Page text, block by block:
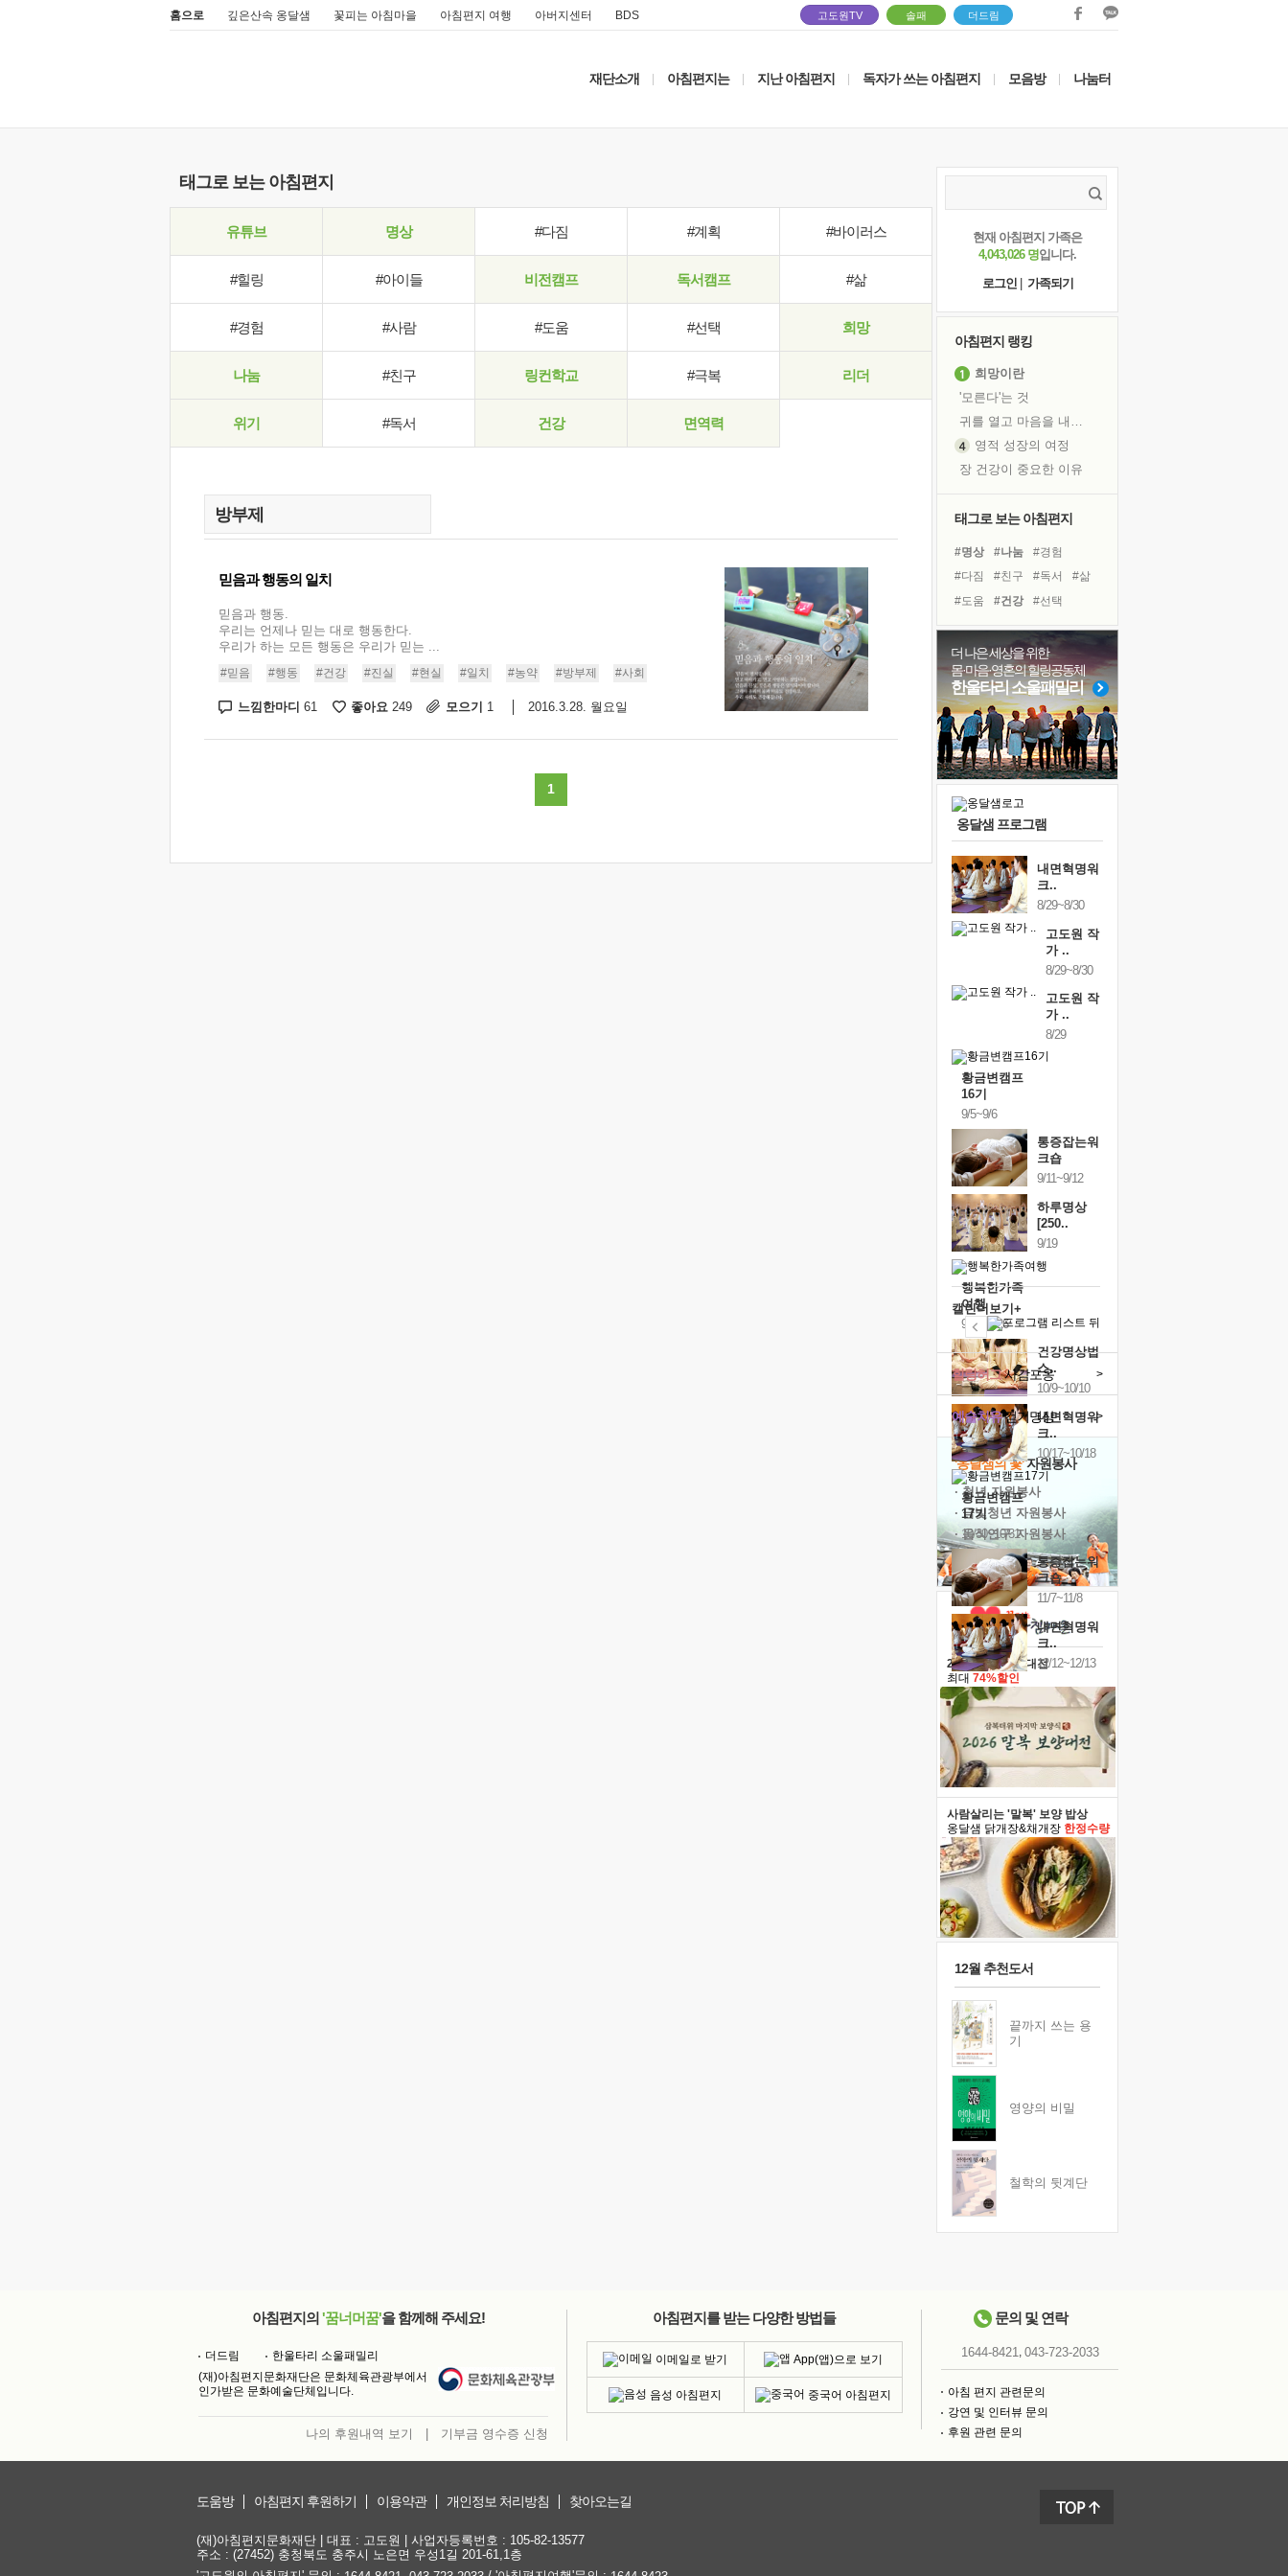
홈으로 깊은산속 옹달샘 꽃피는 아침마을 아침편지 여행 아버지센터 BDS 고도원TV 솔패 더드림
재단소개 아침편지는 지난 아침편지 독자가 쓰는 아침편지 모음방 나눔터
태그로 보는 아침편지
유튜브 명상 #다짐 #계획 #바이러스
#힐링 #아이들 비전캠프 독서캠프 #삶
#경험 #사람 #도움 #선택 희망
나눔 #친구 링컨학교 #극복 리더
위기 #독서 건강 면역력
믿음과 행동의 일치
믿음과 행동.
우리는 언제나 믿는 대로 행동한다.
우리가 하는 모든 행동은 우리가 믿는 ...
#믿음 #행동 #건강 #진실 #현실 #일치 #농약 #방부제 #사회
느낌한마디 61 좋아요 249 모으기 1 2016.3.28. 월요일
1
현재 아침편지 가족은
4,043,026 명입니다.
로그인
가족되기
아침편지 랭킹
희망이란
'모른다'는 것
귀를 열고 마음을 내어주고
영적 성장의 여정
장 건강이 중요한 이유
꿈이 실제가 되는 것
'말 타는 법'을 먼저
졸업식 사진을 보며
극심한 변비, 어깨결림, 수면 장애
아픈 아버지를 위한 공간 설계
슬럼프
보고 싶은 어머니
못된 꼰대들
태그로 보는 아침편지
#명상 #나눔
#경험
#다짐
#친구 #독서
#삶
#도움
#건강
#선택
#독서캠프
#아이들
#힐링
#비전캠프
#위기
#사람
#계획
#바이러스
#링컨학교
#면역력
#리더
#희망
더 나은 세상을 위한
몸·마음·영혼의 힐링공동체
한울타리 소울패밀리
옹달샘 프로그램
내면혁명워
크..
8/29~8/30
고도원 작
가 ..
8/29~8/30
고도원 작
가 ..
8/29
황금변캠프
16기
9/5~9/6
통증잡는워
크숍
9/11~9/12
하루명상
[250..
9/19
행복한가족
여행
9/24~9/26
건강명상법
스..
10/9~10/10
내면혁명워
크..
10/17~10/18
황금변캠프
17기
10/30~10/31
통증잡는워
크숍
11/7~11/8
내면혁명워
크..
12/12~12/13
캘린더보기+
예술치유걷기명상 >
힐링허그사감포옹 >
'옹달샘의 꽃'자원봉사
· 청년 자원봉사
· 금빛청년 자원봉사
· 음식연구 자원봉사
2026 말복 보양대전
최대 74%할인
사람살리는 '말복' 보양 밥상
옹달샘 닭개장&채개장 한정수량
12월 추천도서
끝까지 쓰는 용
기
영양의 비밀
철학의 뒷계단
아침편지의 '꿈너머꿈'을 함께해 주세요!
더드림
한울타리 소울패밀리
(재)아침편지문화재단은 문화체육관광부에서
인가받은 문화예술단체입니다.
나의 후원내역 보기 기부금 영수증 신청
아침편지를 받는 다양한 방법들
이메일로 받기 App(앱)으로 보기
음성 아침편지 중국어 아침편지
문의 및 연락
1644-8421, 043-723-2033
아침 편지 관련문의
강연 및 인터뷰 문의
후원 관련 문의
도움방 아침편지 후원하기 이용약관 개인정보 처리방침 찾아오는길
(재)아침편지문화재단 | 대표 : 고도원 | 사업자등록번호 : 105-82-13577
주소 : (27452) 충청북도 충주시 노은면 우성1길 201-61,1층